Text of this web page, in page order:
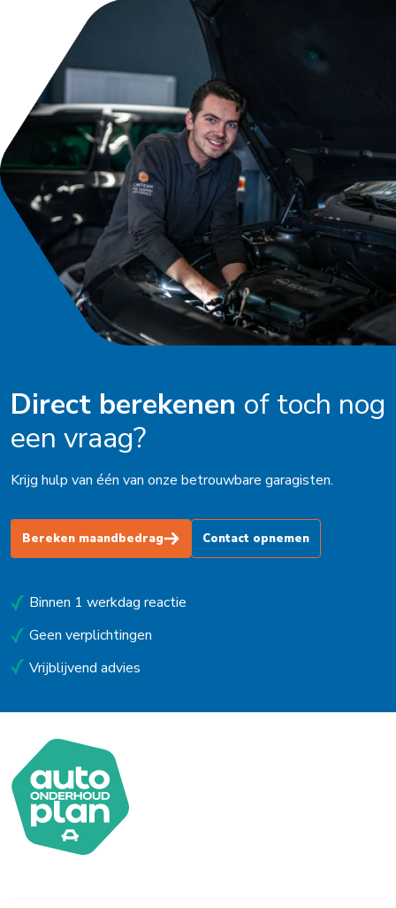
Direct berekenen of toch nog
een vraag?
Krijg hulp van één van onze betrouwbare garagisten.
Bereken maandbedrag Contact opnemen
Binnen 1 werkdag reactie
Geen verplichtingen
Vrijblijvend advies